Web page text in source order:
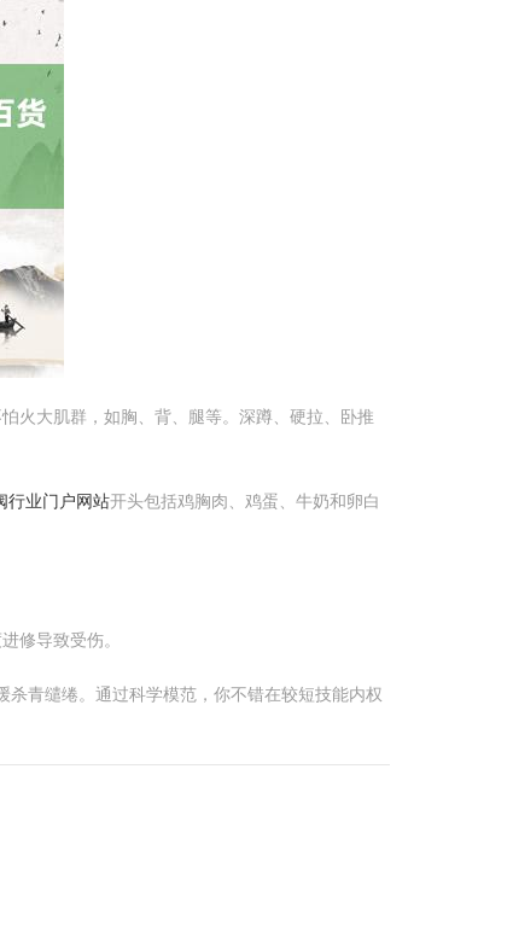
火大肌群，如胸、背、腿等。深蹲、硬拉、卧推
行业门户网站开头包括鸡胸肉、鸡蛋、牛奶和卵白
修导致受伤。
青缱绻。通过科学模范，你不错在较短技能内权